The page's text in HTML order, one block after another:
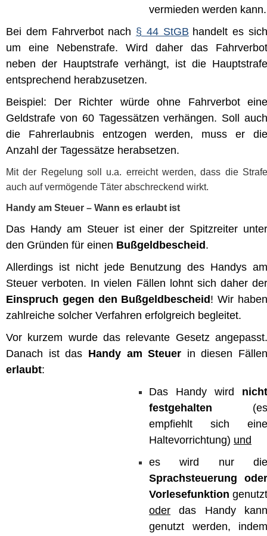
vermieden werden kann.
Bei dem Fahrverbot nach § 44 StGB handelt es
um eine Nebenstrafe. Wird daher das Fahrverbot
neben der Hauptstrafe verhängt, ist die Hauptstrafe
entsprechend herabzusetzen.
Beispiel: Der Richter würde ohne Fahrverbot eine
Geldstrafe von 60 Tagessätzen verhängen. Soll auch
die Fahrerlaubnis entzogen werden, muss er die
Anzahl der Tagessätze herabsetzen.
Mit der Regelung soll u.a. erreicht werden, dass die Strafe
auch auf vermögende Täter abschreckend wirkt.
Handy am Steuer – Wann es erlaubt ist
Das Handy am Steuer ist einer der Spitzreiter unter
den Gründen für einen Bußgeldbescheid .
Allerdings ist nicht jede Benutzung des Handys am
Steuer verboten. In vielen Fällen lohnt sich daher der
Einspruch gegen den Bußgeldbescheid ! Wir
zahlreiche solcher Verfahren erfolgreich begleitet.
Vor kurzem wurde das relevante Gesetz angepasst.
Danach ist das Handy am Steuer in diesen Fällen
erlaubt:
Das Handy wird nicht
festgehalten (es
empfiehlt sich eine
Haltevorrichtung) und
es wird nur die
Sprachsteuerung oder
Vorlesefunktion genutzt
oder das Handy kann
genutzt werden, indem